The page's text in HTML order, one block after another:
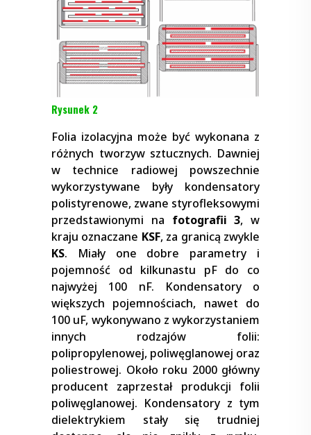
Rysunek 2
Folia izolacyjna może być wykonana z
różnych tworzyw sztucznych. Dawniej
w technice radiowej powszechnie
wykorzystywane były kondensatory
polistyrenowe, zwane styrofleksowymi
przedstawionymi na fotografii 3, w
kraju oznaczane KSF, za granicą zwykle
KS. Miały one dobre parametry i
pojemność od kilkunastu pF do co
najwyżej 100 nF. Kondensatory o
większych pojemnościach, nawet do
100 uF, wykonywano z wykorzystaniem
innych rodzajów folii:
polipropylenowej, poliwęglanowej oraz
poliestrowej. Około roku 2000 główny
producent zaprzestał produkcji folii
poliwęglanowej. Kondensatory z tym
dielektrykiem stały się trudniej